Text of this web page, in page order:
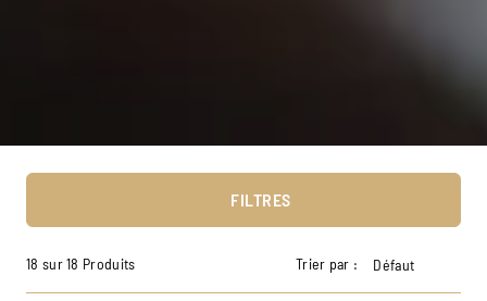
FILTRES
18 sur 18 Produits Trier par : Défaut